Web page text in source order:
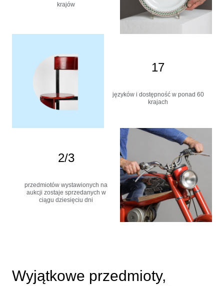
krajów
17
języków i dostępność w ponad 60
krajach
2/3
przedmiotów wystawionych na
aukcji zostaje sprzedanych w
ciągu dziesięciu dni
Wyjątkowe przedmioty,